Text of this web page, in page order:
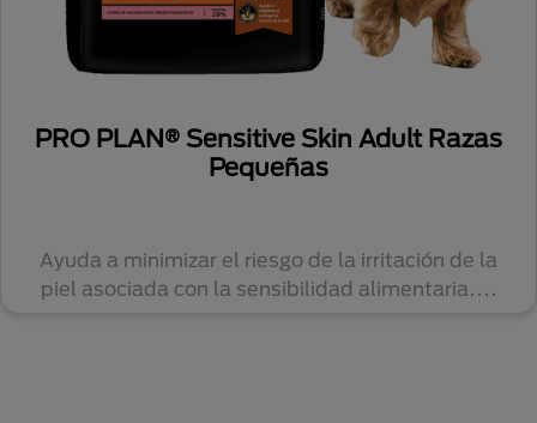
PRO PLAN® Sensitive Skin Adult Razas
Pequeñas
Ayuda a minimizar el riesgo de la irritación de la
piel asociada con la sensibilidad alimentaria....